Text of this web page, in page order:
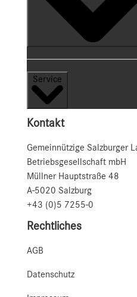
Service
Kontakt
Gemeinnützige Salzburger
Betriebsgesellschaft mbH
Müllner Hauptstraße 48
A-5020 Salzburg
+43 (0)5 7255-0
Rechtliches
AGB
Datenschutz